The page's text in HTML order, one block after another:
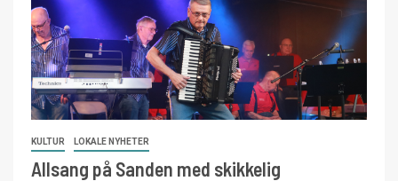
KULTUR LOKALE NYHETER
Allsang på Sanden med skikkelig